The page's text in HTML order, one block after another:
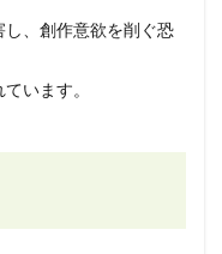
、創作意欲を削ぐ恐
います。